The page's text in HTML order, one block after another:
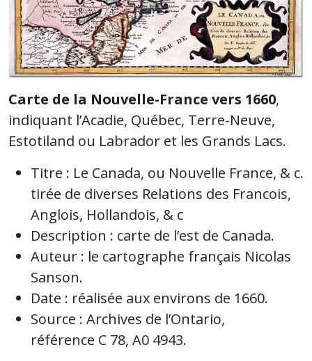
Carte de la Nouvelle-France vers 1660,
indiquant l’Acadie, Québec, Terre-Neuve,
Estotiland ou Labrador et les Grands Lacs.
Titre : Le Canada, ou Nouvelle France, & c.
tirée de diverses Relations des Francois,
Anglois, Hollandois, & c
Description : carte de l’est de Canada.
Auteur : le cartographe français Nicolas
Sanson.
Date : réalisée aux environs de 1660.
Source : Archives de l’Ontario,
référence C 78, A0 4943.